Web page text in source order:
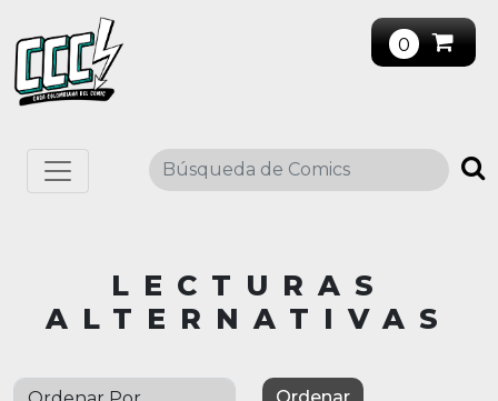
0
LECTURAS
ALTERNATIVAS